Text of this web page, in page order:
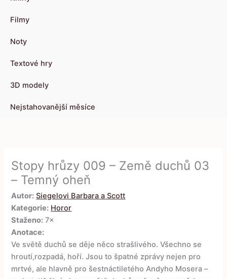
Filmy
Noty
Textové hry
3D modely
Nejstahovanější měsíce
Stopy hrůzy 009 – Země duchů 03
– Temný oheň
Autor: Siegelovi Barbara a Scott
Kategorie: Horor
Staženo: 7×
Anotace:
Ve světě duchů se děje něco strašlivého. Všechno se
hroutí,rozpadá, hoří. Jsou to špatné zprávy nejen pro
mrtvé, ale hlavně pro šestnáctiletého Andyho Mosera –